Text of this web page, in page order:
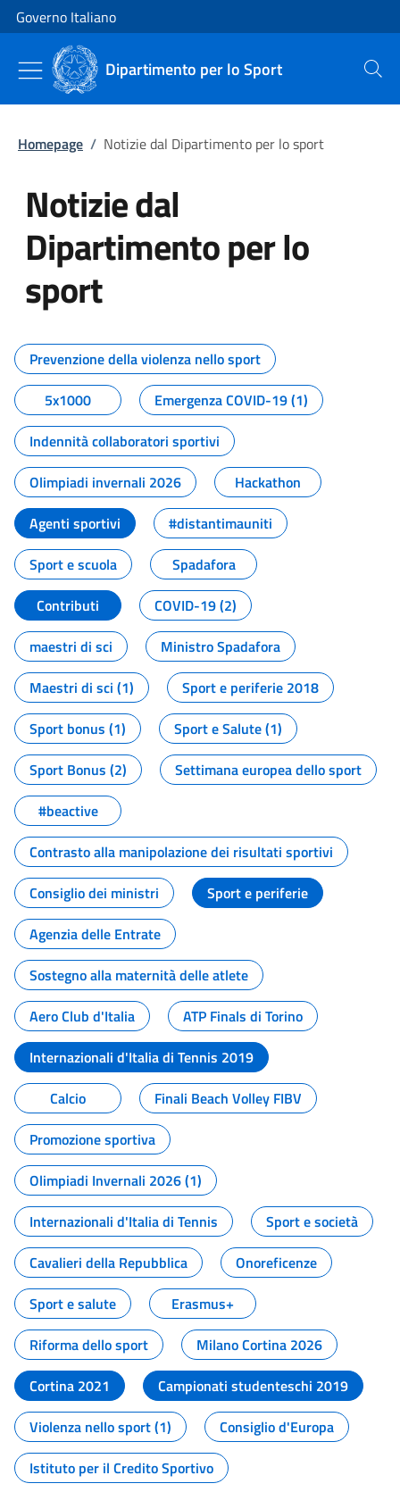
Vai al contenuto
Vai alla navigazione del sito
Governo Italiano
Dipartimento per lo Sport Cerca
Homepage / Notizie dal Dipartimento per lo sport
Notizie dal
Dipartimento per lo
sport
Tutti i contenuti della pagina
Prevenzione della violenza nello sport
5x1000
Emergenza COVID-19 (1)
Indennità collaboratori sportivi
Olimpiadi invernali 2026
Hackathon
Agenti sportivi
#distantimauniti
Sport e scuola
Spadafora
Contributi
COVID-19 (2)
maestri di sci
Ministro Spadafora
Maestri di sci (1)
Sport e periferie 2018
Sport bonus (1)
Sport e Salute (1)
Sport Bonus (2)
Settimana europea dello sport
#beactive
Contrasto alla manipolazione dei risultati sportivi
Consiglio dei ministri
Sport e periferie
Agenzia delle Entrate
Sostegno alla maternità delle atlete
Aero Club d'Italia
ATP Finals di Torino
Internazionali d'Italia di Tennis 2019
Calcio
Finali Beach Volley FIBV
Promozione sportiva
Olimpiadi Invernali 2026 (1)
Internazionali d'Italia di Tennis
Sport e società
Cavalieri della Repubblica
Onoreficenze
Sport e salute
Erasmus+
Riforma dello sport
Milano Cortina 2026
Cortina 2021
Campionati studenteschi 2019
Violenza nello sport (1)
Consiglio d'Europa
Istituto per il Credito Sportivo